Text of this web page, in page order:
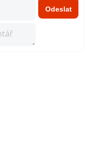
Odeslat